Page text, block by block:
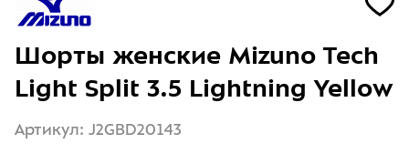
Шорты женские Mizuno Tech
Light Split 3.5 Lightning Yellow
Артикул: J2GBD20143